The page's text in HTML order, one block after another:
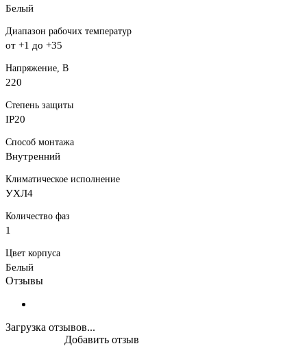
Белый
Диапазон рабочих температур
от +1 до +35
Напряжение, В
220
Степень защиты
IP20
Способ монтажа
Внутренний
Климатическое исполнение
УХЛ4
Количество фаз
1
Цвет корпуса
Белый
Отзывы
Загрузка отзывов...
Добавить отзыв